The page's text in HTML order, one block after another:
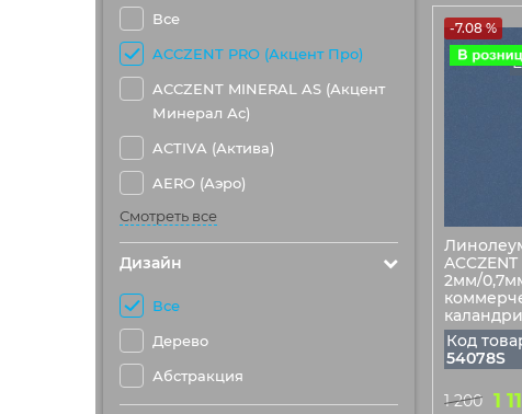
Все
ACCZENT PRO (Акцент Про)
ACCZENT MINERAL AS (Акцент
Минерал Ас)
ACTIVA (Актива)
AERO (Аэро)
Смотреть все
Дизайн
Все
Дерево
Абстракция
-7.08 %
2мм/
Код
54078S
1 200 1